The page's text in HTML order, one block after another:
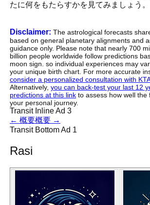
たに何をもたらすかを見てみましょう。
Disclaimer: The astrological forecasts
based on general planetary alignments and
guidance only. Please note that nearly 700
billion people worldwide follow predictions
moon sign. so individual experiences may
your unique birth chart. For more accurate
consider a personalized consultation with
Alternatively, you can back-test your last 12
predictions at this link to assess how well the
your personal journey.
Transit Inline Ad 3
← 概要概要 →
Transit Bottom Ad 1
Rasi